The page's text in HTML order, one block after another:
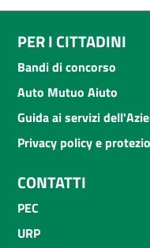
PER I CITTADINI
Bandi di concorso
Auto Mutuo Aiuto
Guida ai servizi
Privacy policy e
CONTATTI
PEC
URP